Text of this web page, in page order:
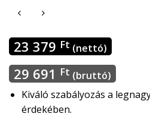
23 379 Ft (nettó)
29 691 Ft (bruttó)
Kiváló szabályozás a
érdekében.